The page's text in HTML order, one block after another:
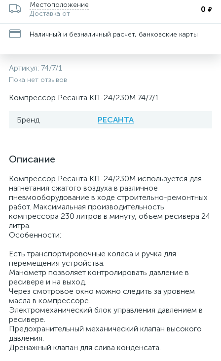
Местоположение
Доставка от
0 ₽
Наличный и безналичный расчет, банковские карты
Артикул: 74/7/1
Пока нет отзывов
Компрессор Ресанта КП-24/230М 74/7/1
Бренд РЕСАНТА
Описание
Компрессор Ресанта КП-24/230М используется для
нагнетания сжатого воздуха в различное
пневмооборудование в ходе строительно-ремонтных
работ. Максимальная производительность
компрессора 230 литров в минуту, объем ресивера 24
литра.
Особенности:
Есть транспортировочные колеса и ручка для
перемещения устройства.
Манометр позволяет контролировать давление в
ресивере и на выход.
Через смотровое окно можно следить за уровнем
масла в компрессоре.
Электромеханический блок управления давлением в
ресивере.
Предохранительный механический клапан высокого
давления.
Дренажный клапан для слива конденсата.